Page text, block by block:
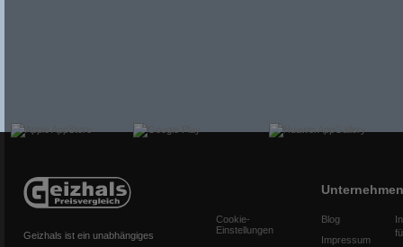
Geizhals ist ein unabhängiges
Cookie-
Einstellungen
Unternehmen
Blog
Impressum